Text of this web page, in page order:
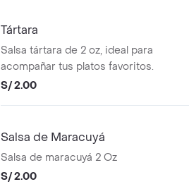
Tártara
Salsa tártara de 2 oz, ideal para
acompañar tus platos favoritos.
S/ 2.00
Salsa de Maracuyá
Salsa de maracuyá 2 Oz
S/ 2.00